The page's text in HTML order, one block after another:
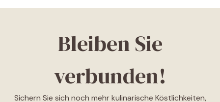
Bleiben Sie
verbunden!
Sichern Sie sich noch mehr kulinarische Köstlichkeiten,